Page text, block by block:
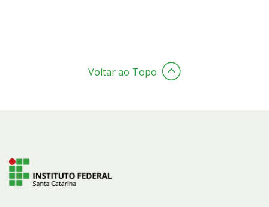
Voltar ao Topo